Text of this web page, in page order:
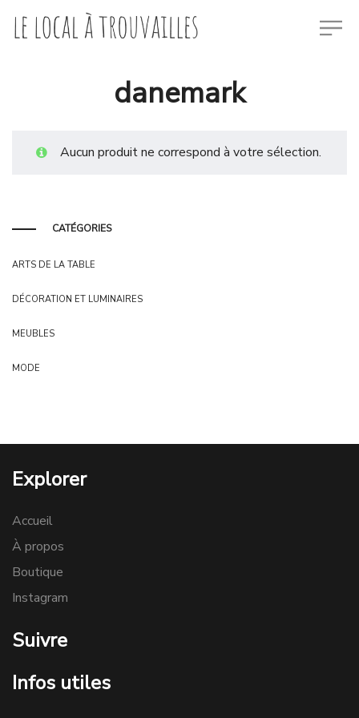
danemark
Aucun produit ne correspond à votre sélection.
CATÉGORIES
ARTS DE LA TABLE
DÉCORATION ET LUMINAIRES
MEUBLES
MODE
Explorer
Accueil
À propos
Boutique
Instagram
Suivre
Infos utiles